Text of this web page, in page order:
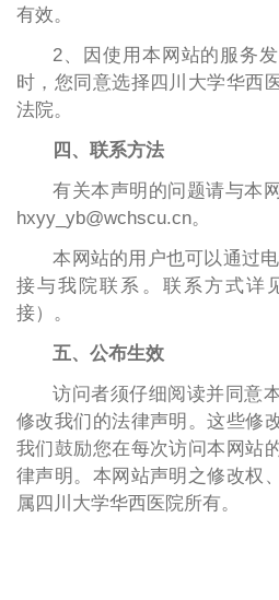
有效。
2、因使用本网站的服务
时，您同意选择四川大学华西
法院。
四、联系方法
有关本声明的问题请与本
hxyy_yb@wchscu.cn。
本网站的用户也可以通过
接与我院联系。联系方式详
接）。
五、公布生效
访问者须仔细阅读并同意
修改我们的法律声明。这些修
我们鼓励您在每次访问本网站
律声明。本网站声明之修改权
属四川大学华西医院所有。